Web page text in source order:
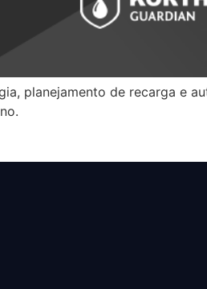
planejamento de recarga e